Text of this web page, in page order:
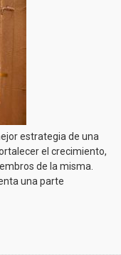
estrategia de una
el crecimiento,
de la misma.
una parte